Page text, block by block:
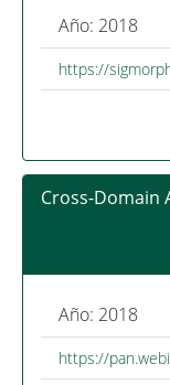
Año: 2018
https://
Cross-
Año: 2018
https://